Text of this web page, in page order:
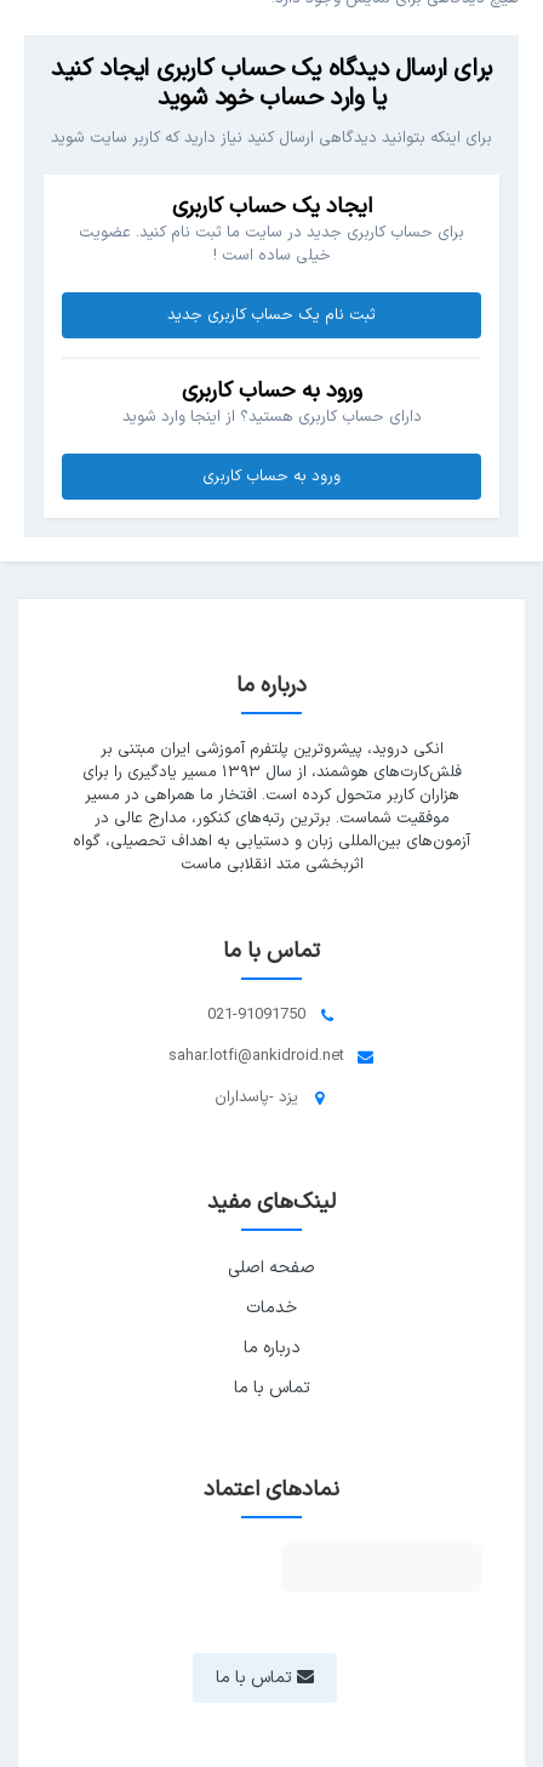
برای ارسال دیدگاه یک حساب کاربری ایجاد کنید
یا وارد حساب خود شوید
برای اینکه بتوانید دیدگاهی ارسال کنید نیاز دارید که کاربر سایت شوید
ایجاد یک حساب کاربری
برای حساب کاربری جدید در سایت ما ثبت نام کنید. عضویت
خیلی ساده است !
ثبت نام یک حساب کاربری جدید
ورود به حساب کاربری
دارای حساب کاربری هستید؟ از اینجا وارد شوید
ورود به حساب کاربری
درباره ما
انکی دروید، پیشروترین پلتفرم آموزشی ایران مبتنی بر
فلش‌کارت‌های هوشمند، از سال ۱۳۹۳ مسیر یادگیری را برای
هزاران کاربر متحول کرده است. افتخار ما همراهی در مسیر
موفقیت شماست. برترین رتبه‌های کنکور، مدارج عالی در
آزمون‌های بین‌المللی زبان و دستیابی به اهداف تحصیلی، گواه
اثربخشی متد انقلابی ماست
تماس با ما
021-91091750
sahar.lotfi@ankidroid.net
یزد -پاسداران
لینک‌های مفید
صفحه اصلی
خدمات
درباره ما
تماس با ما
نمادهای اعتماد
تماس با ما